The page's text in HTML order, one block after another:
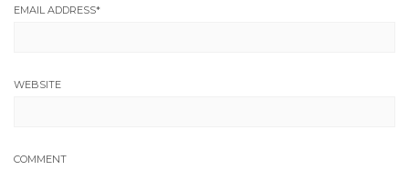
EMAIL ADDRESS*
WEBSITE
COMMENT